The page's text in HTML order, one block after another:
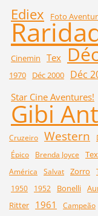
Ediex Foto
Cinemin Tex
1970
Déc 2000 Déc
Star Cine Aventures!
Gibi
Cruzeiro Western
Épico
Brenda Joyce
América
Salvat Zorro
1950
1952 Bonelli
Ritter
1961 Campeão